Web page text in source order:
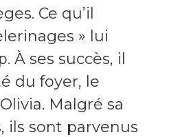
Ce qu’il
» lui
À ses succès, il
du foyer, le
Malgré sa
ils sont parvenus